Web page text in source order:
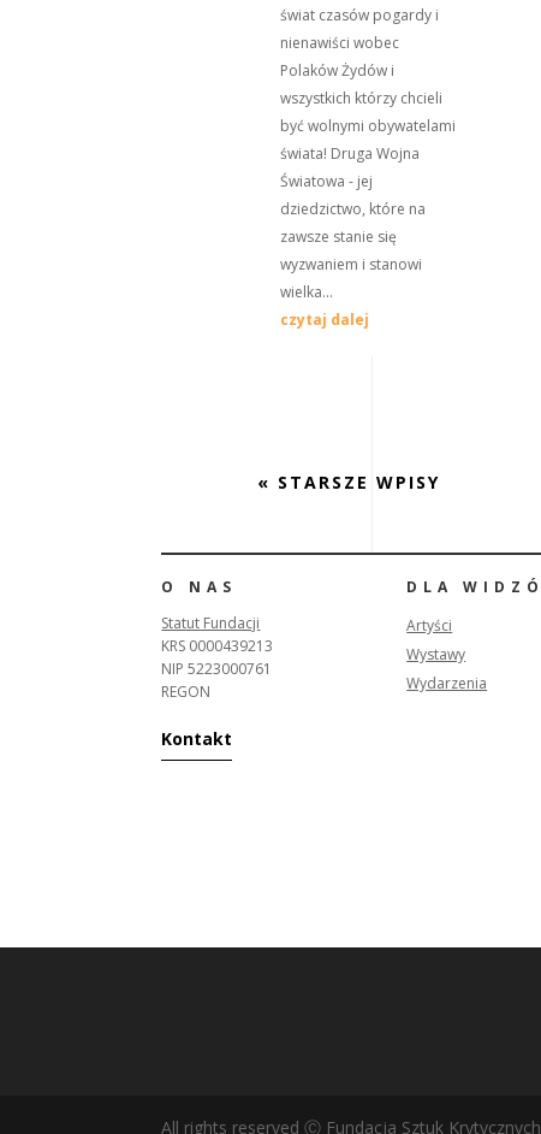
świat czasów pogardy i
nienawiści wobec
Polaków Żydów i
wszystkich którzy chcieli
być wolnymi obywatelami
świata! Druga Wojna
Światowa - jej
dziedzictwo, które na
zawsze stanie się
wyzwaniem i stanowi
wielka...
czytaj dalej
« STARSZE WPISY
O NAS
Statut Fundacji
KRS 0000439213
NIP 5223000761
REGON
Kontakt
DLA
Artyści
Wystawy
Wydarzenia
All rights reserved Ⓒ Fundacja Sztuk Krytycznych